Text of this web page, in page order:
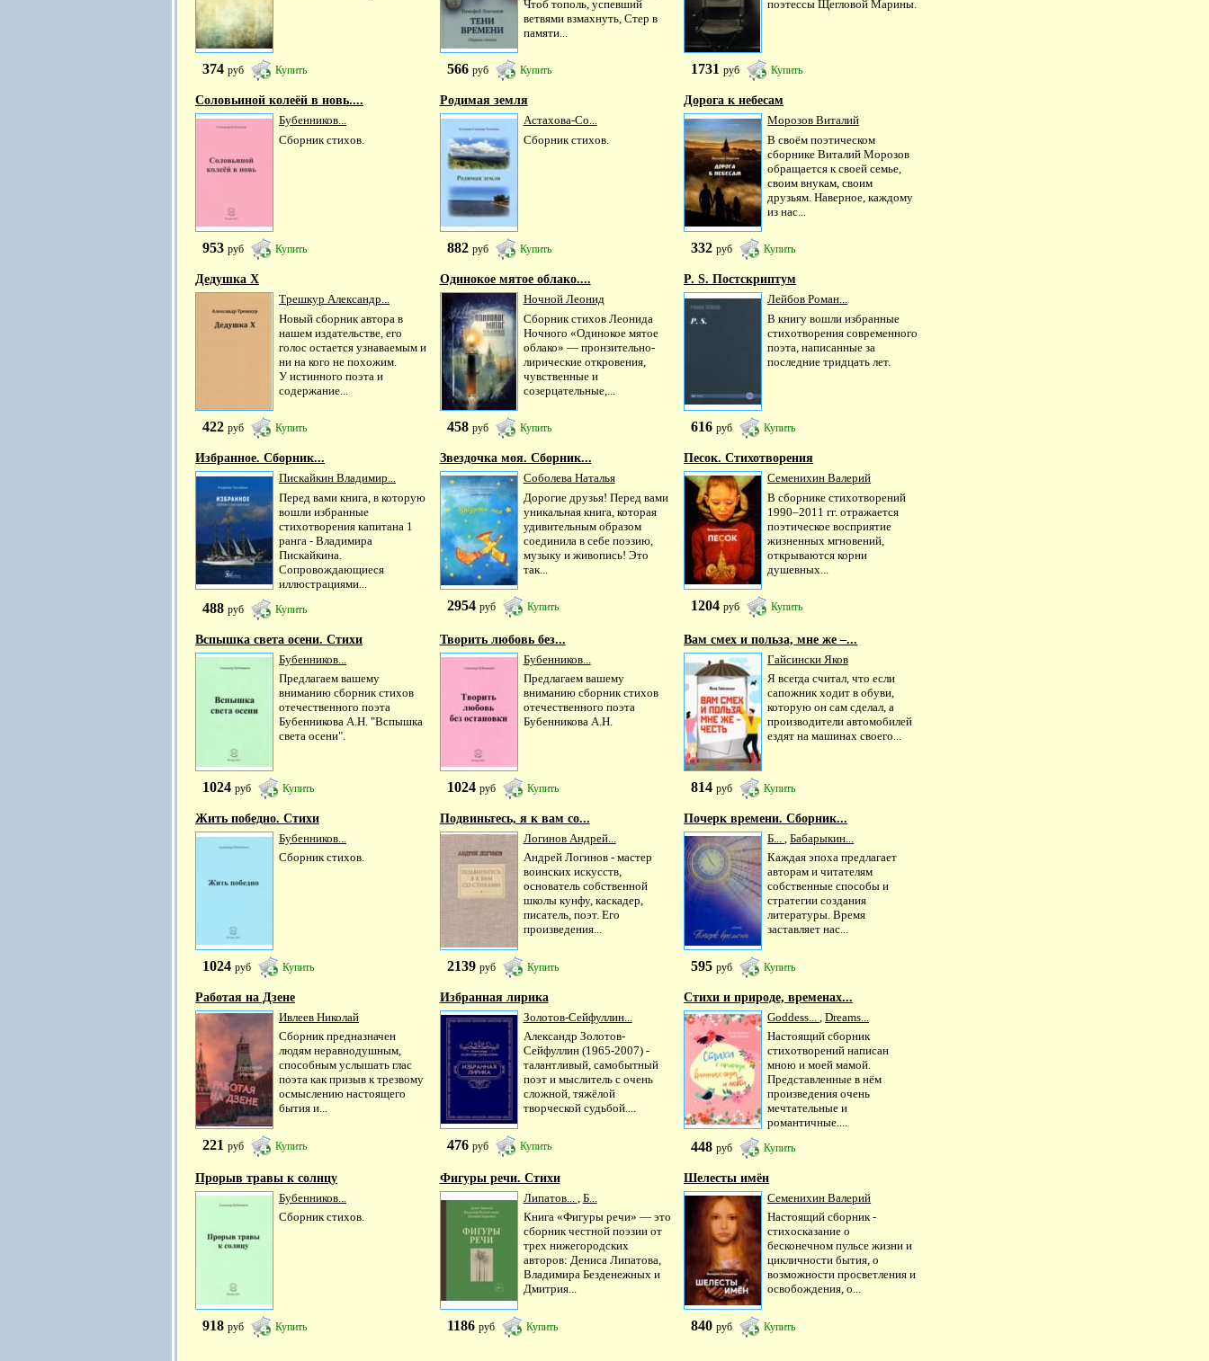
374 руб Купить
Чтоб тополь, успевший
ветвями взмахнуть, Стер в
памяти...
566 руб Купить
поэтессы Щегловой Марины.
1731руб Купить
Соловьиной колеёй в новь....
Бубенников...
Сборник стихов.
953 руб Купить
Родимая земля
Астахова-Со...
Сборник стихов.
882 руб Купить
Дорога к небесам
Морозов Виталий
В своём поэтическом
сборнике Виталий Морозов
обращается к своей семье,
своим внукам, своим
друзьям. Наверное, каждому
из нас...
332руб Купить
Дедушка Х
Трешкур Александр...
Новый сборник автора в
нашем издательстве, его
голос остается узнаваемым и
ни на кого не похожим.
У истинного поэта и
содержание...
422 руб Купить
Одинокое мятое облако....
Ночной Леонид
Сборник стихов Леонида
Ночного «Одинокое мятое
облако» — пронзительно-
лирические откровения,
чувственные и
созерцательные,...
458 руб Купить
P. S. Постскриптум
Лейбов Роман...
В книгу вошли избранные
стихотворения современного
поэта, написанные за
последние тридцать лет.
616руб Купить
Избранное. Сборник...
Пискайкин Владимир...
Перед вами книга, в которую
вошли избранные
стихотворения капитана 1
ранга - Владимира
Пискайкина.
Сопровождающиеся
иллюстрациями...
488 руб Купить
Звездочка моя. Сборник...
Соболева Наталья
Дорогие друзья! Перед вами
уникальная книга, которая
удивительным образом
соединила в себе поэзию,
музыку и живопись! Это
так...
2954 руб Купить
Песок. Стихотворения
Семенихин Валерий
В сборнике стихотворений
1990–2011 гг. отражается
поэтическое восприятие
жизненных мгновений,
открываются корни
душевных...
1204руб Купить
Вспышка света осени. Стихи
Бубенников...
Предлагаем вашему
вниманию сборник стихов
отечественного поэта
Бубенникова А.Н. "Вспышка
света осени".
1024 руб Купить
Творить любовь без...
Бубенников...
Предлагаем вашему
вниманию сборник стихов
отечественного поэта
Бубенникова А.Н.
1024 руб Купить
Вам смех и польза, мне же –...
Гайсински Яков
Я всегда считал, что если
сапожник ходит в обуви,
которую он сам сделал, а
производители автомобилей
ездят на машинах своего...
814руб Купить
Жить победно. Стихи
Бубенников...
Сборник стихов.
1024 руб Купить
Подвиньтесь, я к вам со...
Логинов Андрей...
Андрей Логинов - мастер
воинских искусств,
основатель собственной
школы кунфу, каскадер,
писатель, поэт. Его
произведения...
2139 руб Купить
Почерк времени. Сборник...
Б...
,Бабарыкин...
Каждая эпоха предлагает
авторам и читателям
собственные способы и
стратегии создания
литературы. Время
заставляет нас...
595руб Купить
Работая на Дзене
Ивлеев Николай
Сборник предназначен
людям неравнодушным,
способным услышать глас
поэта как призыв к трезвому
осмыслению настоящего
бытия и...
221 руб Купить
Избранная лирика
Золотов-Сейфуллин...
Александр Золотов-
Сейфуллин (1965-2007) -
талантливый, самобытный
поэт и мыслитель с очень
сложной, тяжёлой
творческой судьбой....
476 руб Купить
Стихи и природе, временах...
Goddess...
,Dreams...
Настоящий сборник
стихотворений написан
мною и моей мамой.
Представленные в нём
произведения очень
мечтательные и
романтичные....
448руб Купить
Прорыв травы к солнцу
Бубенников...
Сборник стихов.
918 руб Купить
Фигуры речи. Стихи
Липатов... , Б...
Книга «Фигуры речи» — это
сборник честной поэзии от
трех нижегородских
авторов: Дениса Липатова,
Владимира Безденежных и
Дмитрия...
1186 руб Купить
Шелесты имён
Семенихин Валерий
Настоящий сборник -
стихосказание о
бесконечном пульсе жизни и
цикличности бытия, о
возможности просветления и
освобождения, о...
840руб Купить